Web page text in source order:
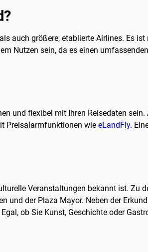
auch größere, etablierte Airlines. Es ist
Nutzen sein, da es einen
und flexibel mit Ihren Reisedaten sein.
Preisalarmfunktionen wie eLandFly.
Veranstaltungen bekannt ist. Zu
und der Plaza Mayor. Neben der
ob Sie Kunst, Geschichte oder